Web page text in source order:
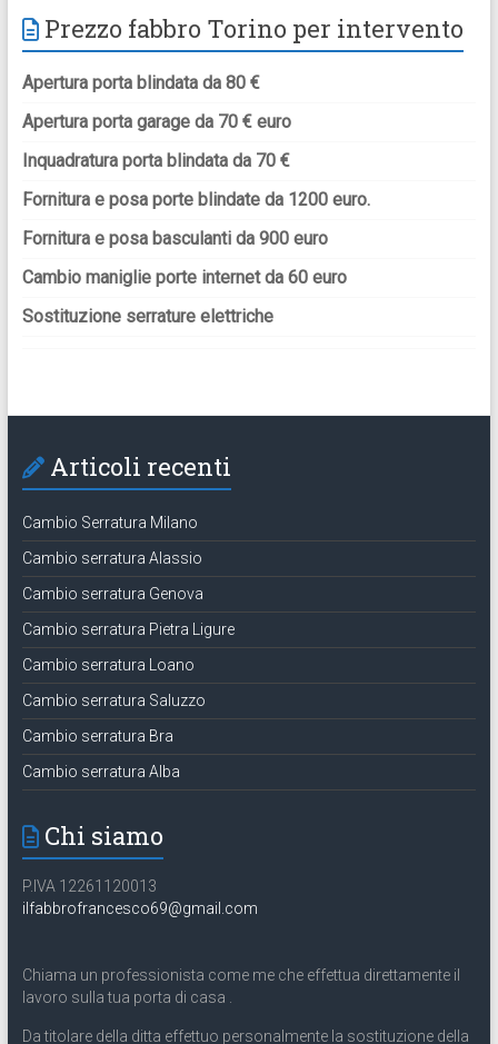
Prezzo fabbro Torino per intervento
Apertura porta blindata da 80 €
Apertura porta garage da 70 € euro
Inquadratura porta blindata da 70 €
Fornitura e posa porte blindate da 1200 euro.
Fornitura e posa basculanti da 900 euro
Cambio maniglie porte internet da 60 euro
Sostituzione serrature elettriche
Articoli recenti
Cambio Serratura Milano
Cambio serratura Alassio
Cambio serratura Genova
Cambio serratura Pietra Ligure
Cambio serratura Loano
Cambio serratura Saluzzo
Cambio serratura Bra
Cambio serratura Alba
Chi siamo
P.IVA 12261120013
ilfabbrofrancesco69@gmail.com
Chiama un professionista come me che effettua direttamente il
lavoro sulla tua porta di casa .
Da titolare della ditta effettuo personalmente la sostituzione della